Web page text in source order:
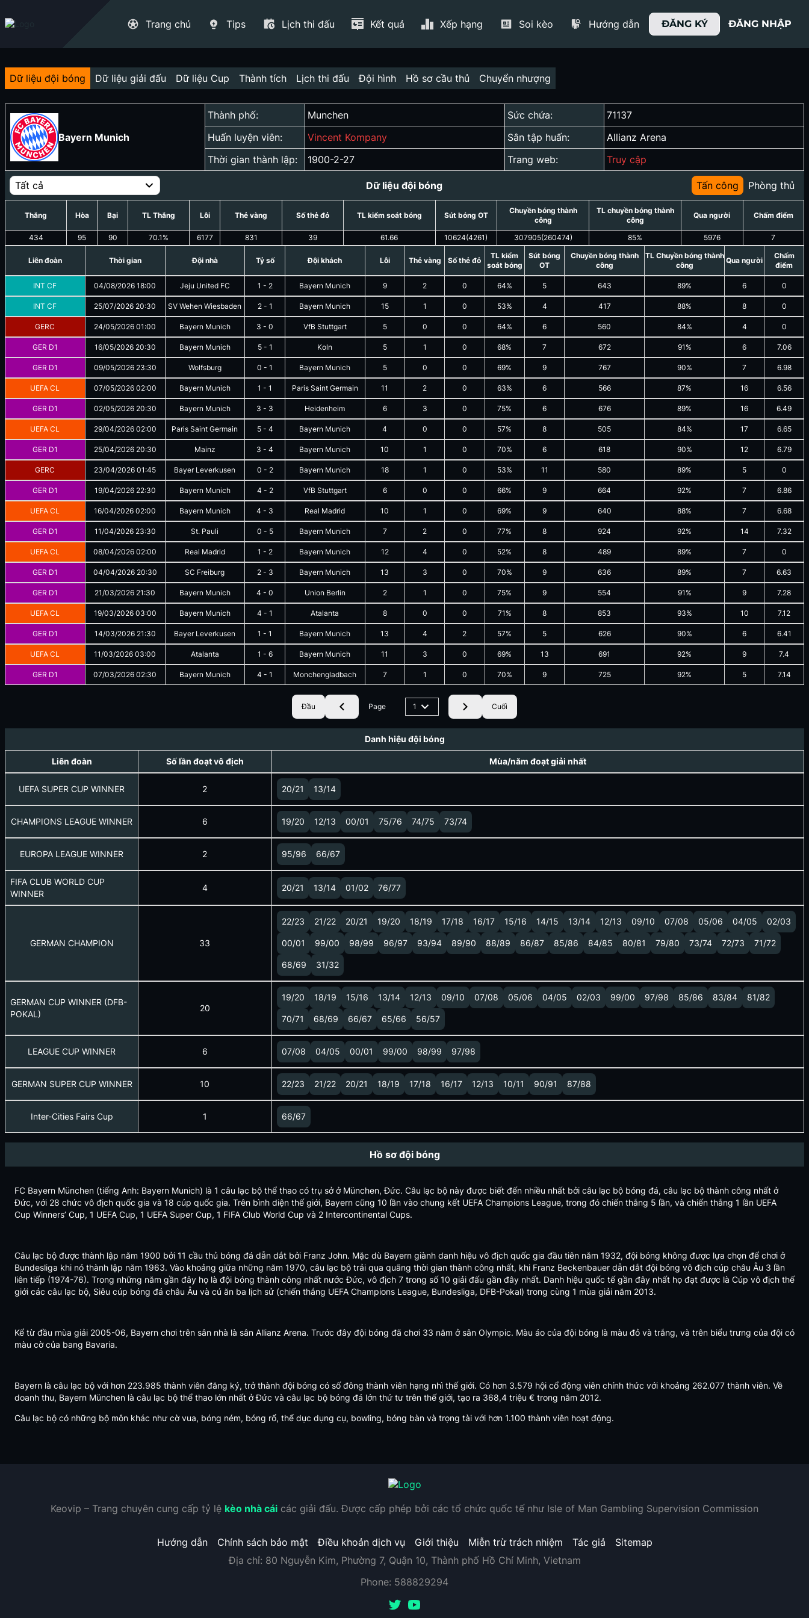
Trang chủ Tips Lịch thi đấu Kết quả Xếp hạng Soi kèo Hướng dẫn ĐĂNG KÝ ĐĂNG NHẬP
Dữ liệu đội bóng Dữ liệu giải đấu Dữ liệu Cup Thành tích Lịch thi đấu Đội hình Hồ sơ cầu thủ Chuyển nhượng
Bayern Munich
Thành phố: Munchen Sức chứa:
71137
Huấn luyện viên:
Vincent Kompany Sân tập huấn:
Allianz Arena
Thời gian thành lập:
1900-2-27 Trang web: Truy cập
Tất cả Dữ liệu đội bóng Tấn công Phòng thủ
Thắng
434
Hòa
95
Bại
90
TL Thắng
70.1 %
Lỗi
6177
Thẻ vàng
831
Số thẻ đỏ
39
TL kiểm soát bóng
61.66
Sút bóng OT
10624(4261)
Chuyền bóng thành
công
307905(260474)
TL chuyền bóng thành
công
85%
Qua người
5976
Chấm điểm
7
Liên đoàn Thời gian Đội nhà Tỷ số Đội khách Lỗi Thẻ vàng Số thẻ đỏ
TL kiểm
soát bóng
Sút bóng
OT
Chuyền bóng thành
công
TL Chuyền bóng thành
công
Qua người
Chấm
điểm
INT CF 04/08/2026 18:00 Jeju United FC 1 - 2 Bayern Munich 9 2 0 64% 5 643 89% 6 0
INT CF 25/07/2026 20:30 SV Wehen Wiesbaden 2- 1 Bayern Munich 15 1 0 53% 4 417 88% 8 0
GERC 24/05/2026 01:00 Bayern Munich 3 -0 VfB Stuttgart 5 0 0 64% 6 560 84% 4 0
GER D1 16/05/2026 20:30 Bayern Munich 5- 1 Koln 5 1 0 68% 7 672 91% 6 7.06
GER D1 09/05/2026 23:30 Wolfsburg 0 -1 Bayern Munich 5 0 0 69% 9 767 90% 7 6.98
UEFA CL 07/05/2026 02:00 Bayern Munich 1 -1 Paris Saint Germain 11 2 0 63% 6 566 87% 16 6.56
GER D1 02/05/2026 20:30 Bayern Munich 3 - 3 Heidenheim 6 3 0 75% 6 676 89% 16 6.49
UEFA CL 29/04/2026 02:00 Paris Saint Germain 5- 4 Bayern Munich 4 0 0 57% 8 505 84% 17 6.65
GER D1 25/04/2026 20:30 Mainz 3 -4 Bayern Munich 10 1 0 70% 6 618 90% 12 6.79
GERC 23/04/2026 01:45 Bayer Leverkusen 0 - 2 Bayern Munich 18 1 0 53% 11 580 89% 5 0
GER D1 19/04/2026 22:30 Bayern Munich 4 - 2 VfB Stuttgart 6 0 0 66% 9 664 92% 7 6.86
UEFA CL 16/04/2026 02:00 Bayern Munich 4 - 3 Real Madrid 10 1 0 69% 9 640 88% 7 6.68
GER D1 11/04/2026 23:30 St. Pauli 0 - 5 Bayern Munich 7 2 0 77% 8 924 92% 14 7.32
UEFA CL 08/04/2026 02:00 Real Madrid 1 - 2 Bayern Munich 12 4 0 52% 8 489 89% 7 0
GER D1 04/04/2026 20:30 SC Freiburg 2- 3 Bayern Munich 13 3 0 70% 9 636 89% 7 6.63
GER D1 21/03/2026 21:30 Bayern Munich 4 -0 Union Berlin 2 1 0 75% 9 554 91% 9 7.28
UEFA CL 19/03/2026 03:00 Bayern Munich 4 -1 Atalanta 8 0 0 71% 8 853 93% 10 7.12
GER D1 14/03/2026 21:30 Bayer Leverkusen 1 -1 Bayern Munich 13 4 2 57% 5 626 90% 6 6.41
UEFA CL 11/03/2026 03:00 Atalanta 1 - 6 Bayern Munich 11 3 0 69% 13 691 92% 9 7.4
GER D1 07/03/2026 02:30 Bayern Munich 4 -1 Monchengladbach 7 1 0 70% 9 725 92% 5 7.14
Đầu Page 1 Cuối
Danh hiệu đội bóng
Liên đoàn Số lần đoạt vô địch Mùa/năm đoạt giải nhất
UEFA SUPER CUP WINNER 2 20/21 13/14
CHAMPIONS LEAGUE WINNER 6 19/20 12/13 00/01 75/76 74/75 73/74
EUROPA LEAGUE WINNER 2 95/96 66/67
FIFA CLUB WORLD CUP
WINNER
4 20/21 13/14 01/02 76/77
GERMAN CHAMPION 33
22/23 21/22 20/21 19/20 18/19 17/18 16/17 15/16 14/15 13/14 12/13 09/10 07/08 05/06 04/05 02/03
00/01 99/00 98/99 96/97 93/94 89/90 88/89 86/87 85/86 84/85 80/81 79/80 73/74 72/73 71/72
68/69 31/32
GERMAN CUP WINNER (DFB-
POKAL)
20
19/20 18/19 15/16 13/14 12/13 09/10 07/08 05/06 04/05 02/03 99/00 97/98 85/86 83/84 81/82
70/71 68/69 66/67 65/66 56/57
LEAGUE CUP WINNER 6 07/08 04/05 00/01 99/00 98/99 97/98
GERMAN SUPER CUP WINNER 10 22/23 21/22 20/21 18/19 17/18 16/17 12/13 10/11 90/91 87/88
Inter-Cities Fairs Cup 1 66/67
Hồ sơ đội bóng
FC Bayern München (tiếng Anh: Bayern Munich) là 1 câu lạc bộ thể thao có trụ sở ở München, Đức. Câu lạc bộ này được biết đến nhiều nhất bởi câu lạc bộ bóng đá, câu lạc bộ thành công nhất ở
Đức, với 28 chức vô địch quốc gia và 18 cúp quốc gia. Trên bình diện thế giới, Bayern cũng 10 lần vào chung kết UEFA Champions League, trong đó chiến thắng 5 lần, và chiến thắng 1 lần UEFA
Cup Winners’ Cup, 1 UEFA Cup, 1 UEFA Super Cup, 1 FIFA Club World Cup và 2 Intercontinental Cups.
Câu lạc bộ được thành lập năm 1900 bởi 11 cầu thủ bóng đá dẫn dắt bởi Franz John. Mặc dù Bayern giành danh hiệu vô địch quốc gia đầu tiên năm 1932, đội bóng không được lựa chọn để chơi ở
Bundesliga khi nó thành lập năm 1963. Vào khoảng giữa những năm 1970, câu lạc bộ trải qua quãng thời gian thành công nhất, khi Franz Beckenbauer dẫn dắt đội bóng vô địch cúp châu Âu 3 lần
liên tiếp (1974-76). Trong những năm gần đây họ là đội bóng thành công nhất nước Đức, vô địch 7 trong số 10 giải đấu gần đây nhất. Danh hiệu quốc tế gần đây nhất họ đạt được là Cúp vô địch thế
giới các câu lạc bộ, Siêu cúp bóng đá châu Âu và cú ăn ba lịch sử (chiến thắng UEFA Champions League, Bundesliga, DFB-Pokal) trong cùng 1 mùa giải năm 2013.
Kể từ đầu mùa giải 2005-06, Bayern chơi trên sân nhà là sân Allianz Arena. Trước đây đội bóng đã chơi 33 năm ở sân Olympic. Màu áo của đội bóng là màu đỏ và trắng, và trên biểu trưng của đội có
màu cờ của bang Bavaria.
Bayern là câu lạc bộ với hơn 223.985 thành viên đăng ký, trở thành đội bóng có số đông thành viên hạng nhì thế giới. Có hơn 3.579 hội cổ động viên chính thức với khoảng 262.077 thành viên. Về
doanh thu, Bayern München là câu lạc bộ thể thao lớn nhất ở Đức và câu lạc bộ bóng đá lớn thứ tư trên thế giới, tạo ra 368,4 triệu € trong năm 2012.
Câu lạc bộ có những bộ môn khác như cờ vua, bóng ném, bóng rổ, thể dục dụng cụ, bowling, bóng bàn và trọng tài với hơn 1.100 thành viên hoạt động.
Keovip – Trang chuyên cung cấp tỷ lệ kèo nhà cái các giải đấu. Được cấp phép bởi các tổ chức quốc tế như Isle of Man Gambling Supervision Commission
Hướng dẫn Chính sách bảo mật Điều khoản dịch vụ Giới thiệu Miễn trừ trách nhiệm Tác giả
Sitemap
Địa chỉ: 80 Nguyễn Kim, Phường 7, Quận 10, Thành phố Hồ Chí Minh, Vietnam
Phone: 588829294